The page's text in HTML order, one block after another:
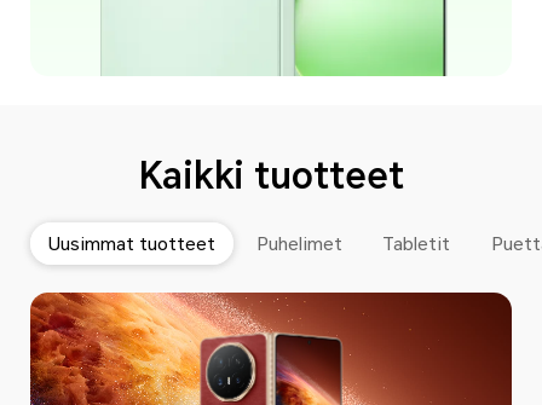
Kaikki tuotteet
Uusimmat tuotteet Puhelimet Tabletit